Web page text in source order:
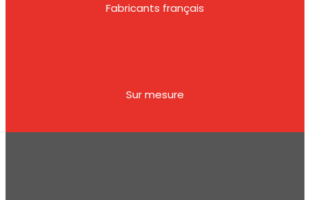
Fabricants français
Sur mesure